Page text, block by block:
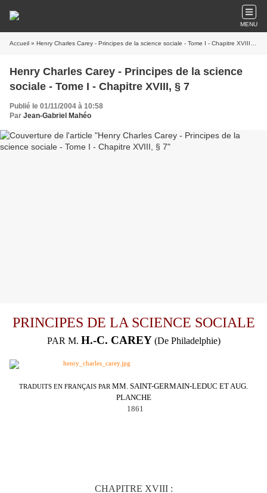
MENU
Accueil » Henry Charles Carey - Principes de la science sociale - Tome I - Chapitre XVIII, § 7
Henry Charles Carey - Principes de la science
sociale - Tome I - Chapitre XVIII, § 7
Publié le 01/11/2004 à 10:58
Par Jean-Gabriel Mahéo
PRINCIPES DE LA SCIENCE SOCIALE
PAR M. H.-C. CAREY (De Philadelphie)
TRADUITS EN FRANÇAIS PARMM. SAINT-GERMAIN-LEDUC ET AUG.
PLANCHE
1861
CHAPITRE XVIII :